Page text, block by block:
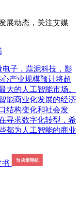
动态，关注艾媒
子，蒜泥科技，影
产业规模预计将超
大的人工智能市场。
能商业化发展的经济
结构变化和社会发
寻求数字化转型，希
都为人工智能的商业